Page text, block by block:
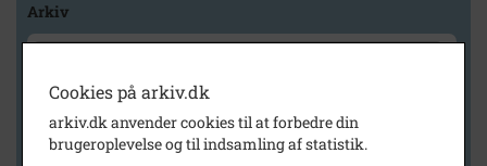
Arkiv
Geografi
Cookies på arkiv.dk
arkiv.dk anvender cookies til at forbedre din
brugeroplevelse og til indsamling af statistik.